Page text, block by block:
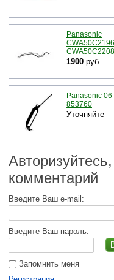
Panasonic
CWA50C2208
1900 руб.
Panasonic 06-
853760
Уточняйте
комментарий
Введите Ваш e-mail:
Введите Ваш пароль:
Запомнить меня